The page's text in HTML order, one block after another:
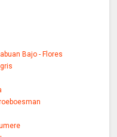
Bajo - Flores